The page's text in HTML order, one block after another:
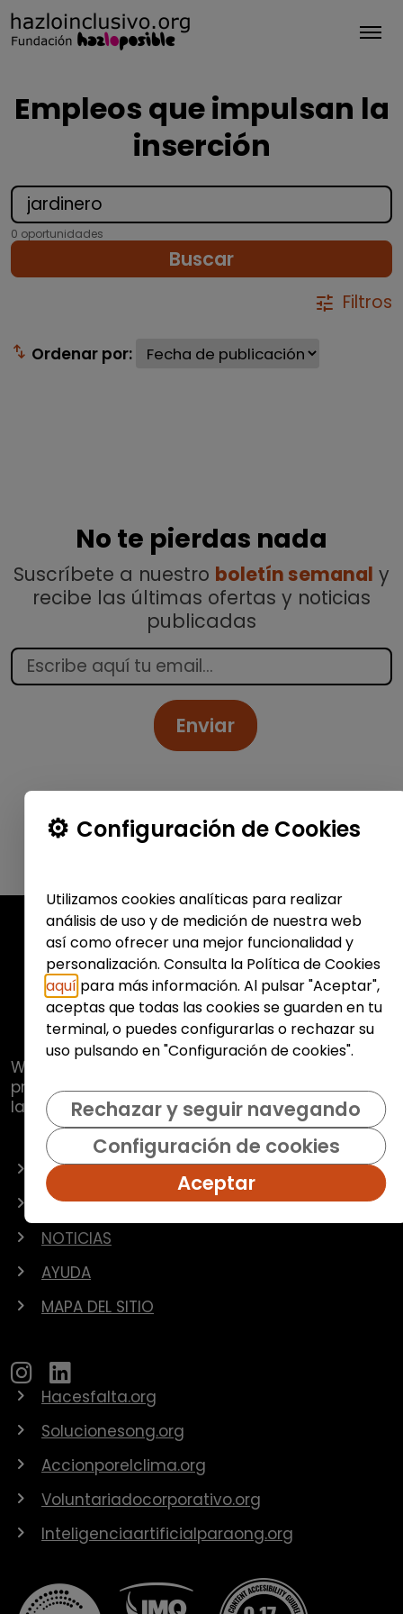
Empleos que impulsan la
inserción
0 oportunidades
Buscar
tune Filtros
swap_vert Ordenar por:
No te pierdas nada
Suscríbete a nuestro boletín semanal y
recibe las últimas ofertas y noticias
publicadas
Enviar
Web de
pretende promover y fomentar la inclusión
laboral de colectivos vulnerables.
OFERTAS
EMPRESAS
NOTICIAS
AYUDA
MAPA DEL SITIO
Hacesfalta.org
Solucionesong.org
Accionporelclima.org
Voluntariadocorporativo.org
Inteligenciaartificialparaong.org
Configuración de Cookies
Utilizamos cookies analíticas para realizar
análisis de uso y de medición de nuestra web
así como ofrecer una mejor funcionalidad y
personalización. Consulta la Política de Cookies
aquí para más información. Al pulsar "Aceptar",
aceptas que todas las cookies se guarden en tu
terminal, o puedes configurarlas o rechazar su
uso pulsando en "Configuración de cookies".
Rechazar y seguir navegando
Configuración de cookies
Aceptar